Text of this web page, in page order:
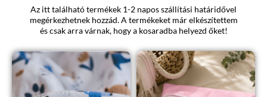
Az itt található termékek 1-2 napos szállítási határidővel
megérkezhetnek hozzád. A termékeket már elkészítettem
és csak arra várnak, hogy a kosaradba helyezd őket!